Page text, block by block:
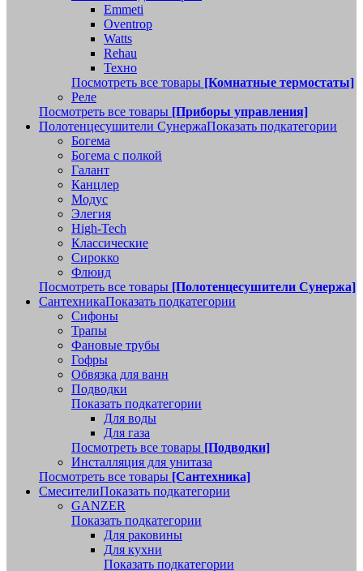
Emmeti
Oventrop
Watts
Rehau
Техно
Посмотреть все товары [Комнатные термостаты]
Реле
Посмотреть все товары [Приборы управления]
Полотенцесушители СунержаПоказать подкатегории
Богема
Богема с полкой
Галант
Канцлер
Модус
Элегия
High-Tech
Классические
Сирокко
Флюид
Посмотреть все товары [Полотенцесушители Сунержа]
СантехникаПоказать подкатегории
Сифоны
Трапы
Фановые трубы
Гофры
Обвязка для ванн
Подводки
Показать подкатегории
Для воды
Для газа
Посмотреть все товары [Подводки]
Инсталляция для унитаза
Посмотреть все товары [Сантехника]
СмесителиПоказать подкатегории
GANZER
Показать подкатегории
Для раковины
Для кухни
Показать подкатегории